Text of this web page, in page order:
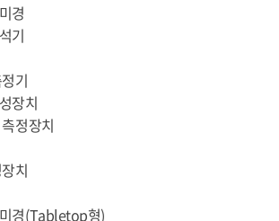
경
기
기
장치
정장치
치
경(Tabletop형)